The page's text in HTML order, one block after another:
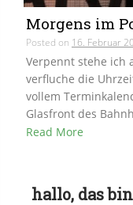
Morgens im
Posted on 16. Februar
Verpennt stehe ich
verfluche die
vollem
Glasfront des
Read More
hallo, das